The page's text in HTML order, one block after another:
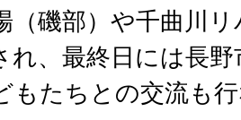
（磯部）や千曲川
れ、最終日には長
もたちとの交流も